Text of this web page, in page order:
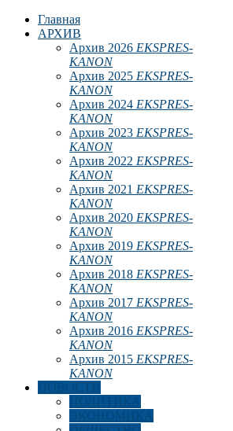
Главная
АРХИВ
Архив 2026 EKSPRES-
KANON
Архив 2025 EKSPRES-
KANON
Архив 2024 EKSPRES-
KANON
Архив 2023 EKSPRES-
KANON
Архив 2022 EKSPRES-
KANON
Архив 2021 EKSPRES-
KANON
Архив 2020 EKSPRES-
KANON
Архив 2019 EKSPRES-
KANON
Архив 2018 EKSPRES-
KANON
Архив 2017 EKSPRES-
KANON
Архив 2016 EKSPRES-
KANON
Архив 2015 EKSPRES-
KANON
НОВОСТИ
ПОЛИТИКА
ЭКОНОМИКА